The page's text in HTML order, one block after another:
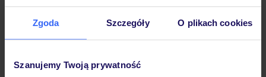
Zgoda Szczegóły O plikach cookies
Szanujemy Twoją prywatność